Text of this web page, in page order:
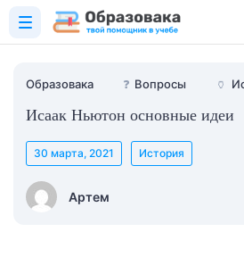
Образовака ❓ Вопросы 🏺
Исаак Ньютон основные идеи
Артем
30 марта, 2021 История